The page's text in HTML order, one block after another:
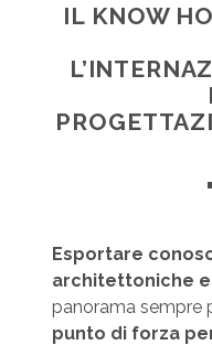
IL KNOW
Esportare
architettoniche
panorama sempre
punto di forza